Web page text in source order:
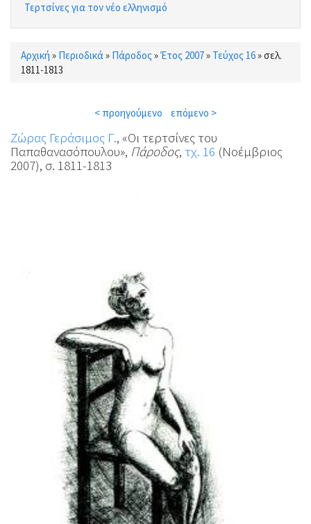
Τερτσίνες για τον νέο ελληνισμό
Είστε εδώ
Αρχική » Περιοδικά» Πάροδος »Έτος 2007» Τεύχος 16»σελ.
1811-1813
< προηγούμενο επόμενο >
Ζώρας Γεράσιμος Γ., «Οι τερτσίνες του
Παπαθανασόπουλου», Πάροδος, τχ. 16 (Νοέμβριος
2007), σ. 1811-1813